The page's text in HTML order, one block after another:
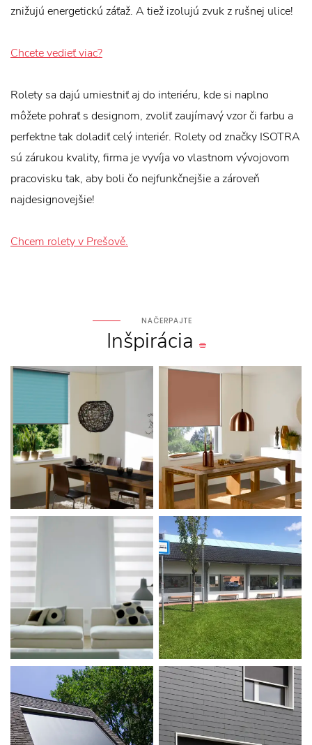
znižujú energetickú záťaž. A tiež izolujú zvuk z rušnej ulice!
Chcete vedieť viac?
Rolety sa dajú umiestniť aj do interiéru, kde si naplno
môžete pohrať s designom, zvoliť zaujímavý vzor či farbu a
perfektne tak doladiť celý interiér. Rolety od značky ISOTRA
sú zárukou kvality, firma je vyvíja vo vlastnom vývojovom
pracovisku tak, aby boli čo nejfunkčnejšie a zároveň
najdesignovejšie!
Chcem rolety v Prešově.
NAČERPAJTE
Inšpirácia